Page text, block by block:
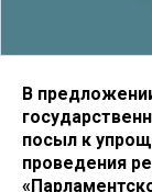
В
посыл к
проведения